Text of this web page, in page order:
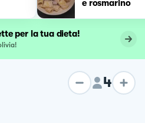
e rosmarino
per la tua dieta!
4